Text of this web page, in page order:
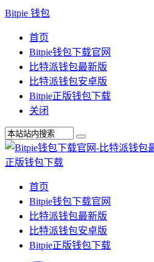
Bitpie 钱包
首页
Bitpie钱包下载官网
比特派钱包最新版
比特派钱包安卓版
Bitpie正版钱包下载
关闭
首页
Bitpie钱包下载官网
比特派钱包最新版
比特派钱包安卓版
Bitpie正版钱包下载